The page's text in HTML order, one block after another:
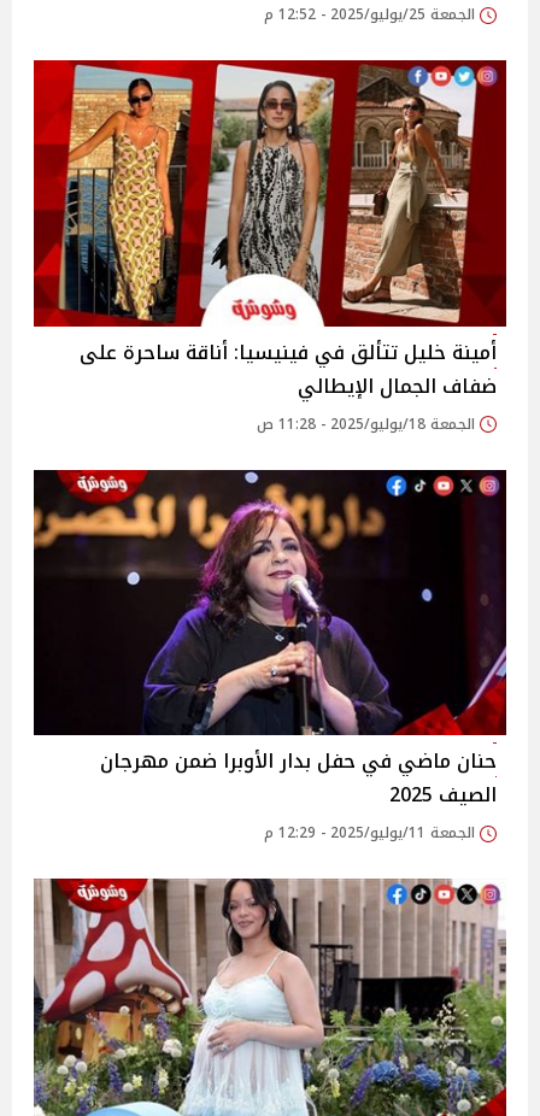
الجمعة 25/يوليو/2025 - 12:52 م
أمينة خليل تتألق في فينيسيا: أناقة ساحرة على
ضفاف الجمال الإيطالي
الجمعة 18/يوليو/2025 - 11:28 ص
حنان ماضي في حفل بدار الأوبرا ضمن مهرجان
الصيف 2025
الجمعة 11/يوليو/2025 - 12:29 م